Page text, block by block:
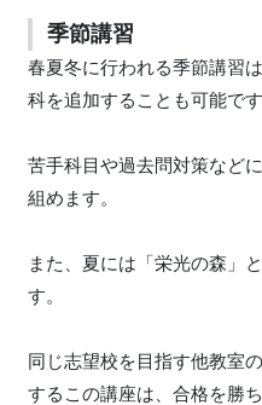
季節講習
春夏冬に行われる季節講習
科を追加することも可能です
苦手科目や過去問対策など
組めます。
また、夏には「栄光の森」
す。
同じ志望校を目指す他教室
するこの講座は、合格を勝